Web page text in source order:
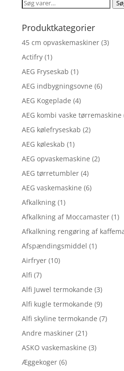
Søg
Produktkategorier
45 cm opvaskemaskiner (3)
Actifry (1)
AEG Fryseskab (1)
AEG indbygningsovne (6)
AEG Kogeplade (4)
AEG kombi vaske tørremaskine
AEG kølefryseskab (2)
AEG køleskab (1)
AEG opvaskemaskine (2)
AEG tørretumbler (4)
AEG vaskemaskine (6)
Afkalkning (1)
Afkalkning af Moccamaster (1)
Afkalkning rengøring af
Afspændingsmiddel (1)
Airfryer (10)
Alfi (7)
Alfi Juwel termokande (3)
Alfi kugle termokande (9)
Alfi skyline termokande (7)
Andre maskiner (21)
ASKO vaskemaskine (3)
Æggekoger (6)